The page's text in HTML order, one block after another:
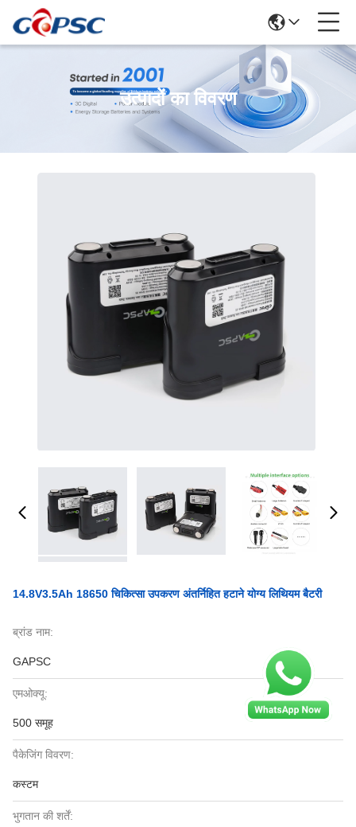
उत्पादों का विवरण
14.8V3.5Ah 18650 चिकित्सा उपकरण अंतर्निहित हटाने योग्य लिथियम बैटरी
ब्रांड नाम:
GAPSC
एमओक्यू:
500 समूह
पैकेजिंग विवरण:
कस्टम
भुगतान की शर्तें: